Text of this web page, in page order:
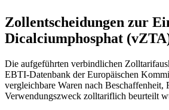
Zollentscheidungen zur
Dicalciumphosphat
Die aufgeführten verbindlichen
EBTI-Datenbank der Europäischen
vergleichbare Waren nach Beschaffenheit,
Verwendungszweck zolltariflich beurteilt